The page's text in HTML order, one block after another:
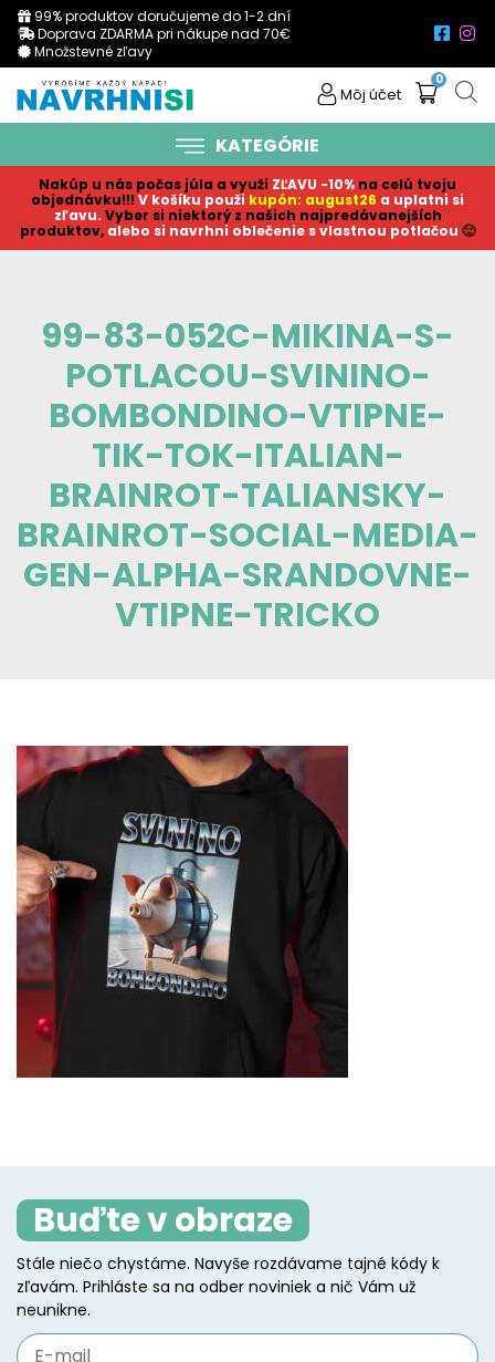
99% produktov doručujeme do 1-2 dní
Doprava ZDARMA pri nákupe nad 70€
Množstevné zľavy
Môj účet
0
KATEGÓRIE
Nakúp u nás počas júla a využi ZĽAVU -10% na celú tvoju
objednávku!!! V košíku použi kupón: august26 a uplatni si
zľavu. Vyber si niektorý z našich najpredávanejších
produktov, alebo si navrhni oblečenie s vlastnou potlačou 🙂
99-83-052C-MIKINA-S-
POTLACOU-SVININO-
BOMBONDINO-VTIPNE-
TIK-TOK-ITALIAN-
BRAINROT-TALIANSKY-
BRAINROT-SOCIAL-MEDIA-
GEN-ALPHA-SRANDOVNE-
VTIPNE-TRICKO
Buďte v obraze
Stále niečo chystáme. Navyše rozdávame tajné kódy k
zľavám. Prihláste sa na odber noviniek a nič Vám už
neunikne.